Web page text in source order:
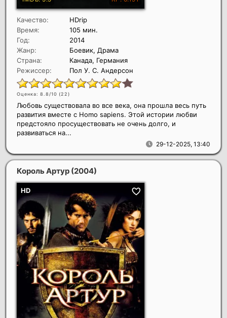
Качество:
HDrip
Время:
105 мин.
Год:
2014
Жанр:
Боевик, Драма
Страна:
Канада, Германия
Режиссер:
Пол У. С. Андерсон
Оценка: 8.8/10 (22)
29-12-2025, 13:40
Любовь существовала во все века, она прошла весь путь
развития вместе с Homo sapiens. Этой истории любви
предстояло просуществовать не очень долго, и
развиваться на...
Король Артур (2004)